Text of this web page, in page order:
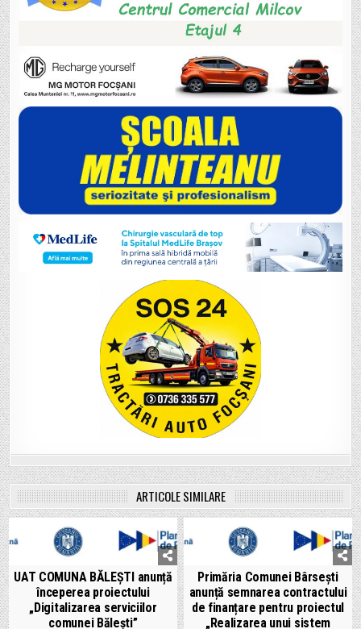
ARTICOLE SIMILARE
UAT COMUNA BĂLEȘTI anunță
începerea proiectului
„Digitalizarea serviciilor
comunei Bălești”
Primăria Comunei Bârsești
anunță semnarea contractului
de finanțare pentru proiectul
„Realizarea unui sistem